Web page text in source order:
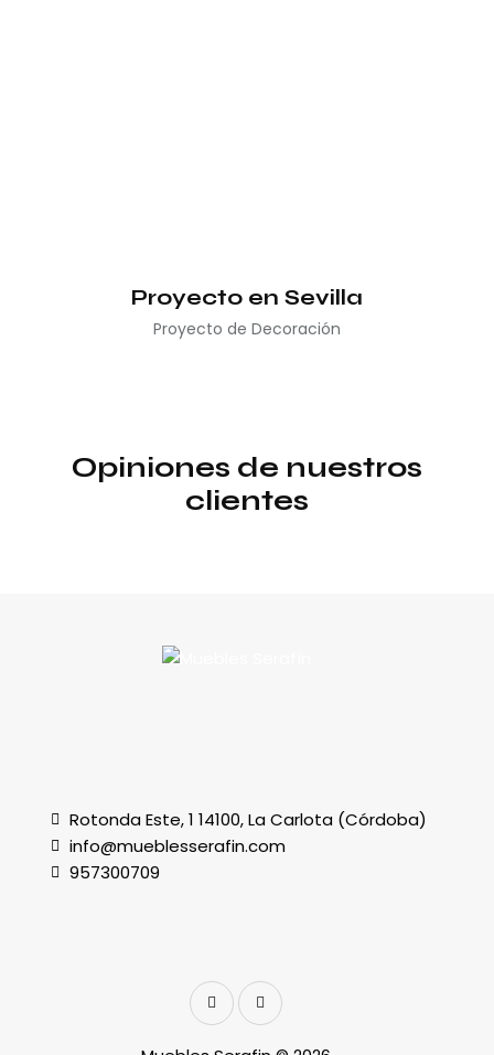
Proyecto en Sevilla
Proyecto de Decoración
Opiniones de nuestros
clientes
Rotonda Este, 1 14100, La Carlota (Córdoba)
info@mueblesserafin.com
957300709